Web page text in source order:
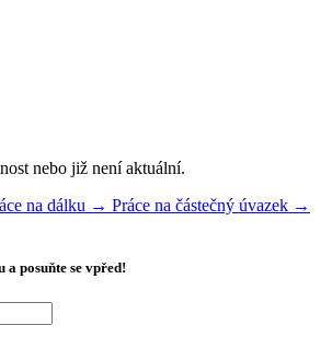
nebo již není aktuální.
na dálku → Práce na částečný úvazek →
a posuňte se vpřed!